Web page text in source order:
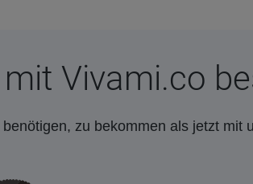
Vivami.co
zu bekommen als jetzt mit